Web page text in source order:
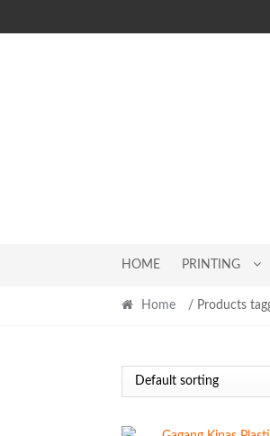
to
to
HOME PRINTING
Home / Products